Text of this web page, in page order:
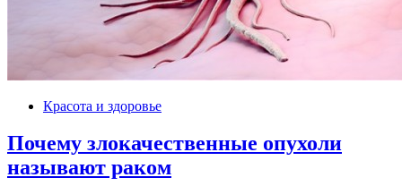
Красота и здоровье
Почему злокачественные опухоли
называют раком